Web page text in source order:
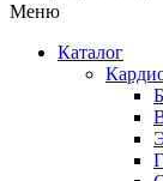
Меню
Каталог